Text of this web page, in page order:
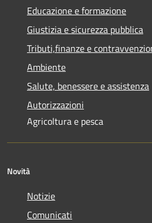
Educazione e formazione
Giustizia e sicurezza pubblica
Tributi,finanze e
Ambiente
Salute, benessere e assistenza
Autorizzazioni
Agricoltura e pesca
Novità
Notizie
Comunicati